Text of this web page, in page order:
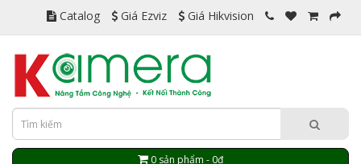
Catalog Giá Ezviz Giá Hikvision
0 sản phẩm - 0đ